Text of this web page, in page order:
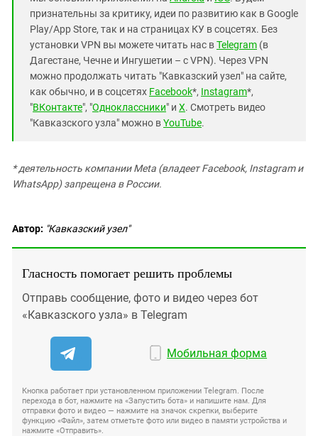
признательны за критику, идеи по развитию как в Google
Play/App Store, так и на страницах КУ в соцсетях. Без
установки VPN вы можете читать нас вTelegram (в
Дагестане, Чечне и Ингушетии – с VPN). Через VPN
можно продолжать читать "Кавказский узел" на сайте,
как обычно, и в соцсетях Facebook*, Instagram*,
"ВКонтакте", "Одноклассники" и X. Смотреть видео
"Кавказского узла" можно вYouTube.
* деятельность компании Meta (владеет Facebook, Instagram и
WhatsApp) запрещена в России.
Автор: "Кавказский узел"
Гласность помогает решить проблемы
Отправь сообщение, фото и видео через бот
«Кавказского узла» в Telegram
Мобильная форма
Кнопка работает при установленном приложении Telegram. После
перехода в бот, нажмите на «Запустить бота» и напишите нам. Для
отправки фото и видео — нажмите на значок скрепки, выберите
функцию «Файл», затем отметьте фото или видео в памяти устройства и
нажмите «Отправить».